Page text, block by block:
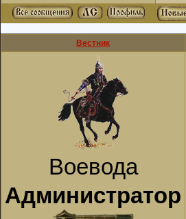
Вестник
Воевода
Администратор